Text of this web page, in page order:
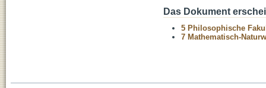
Das Dokument
5 Philosophische
7 Mathematisch-